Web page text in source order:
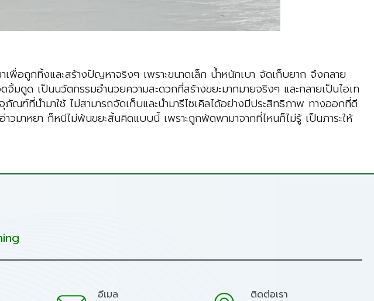
พื่อถูกทิ้งและสร้างปัญหาจริงๆ เพราะขนาดเล็ก น้ำหนักเบา จัดเก็บยาก จึงกลาย
มดูด เป็นนวัตกรรมอำนวยความสะดวกที่สร้างขยะมากมายจริงๆ และกลายเป็นไอเท
ณฑ์ที่นำมาใช้ ไม่สามารถจัดเก็บและนำมารีไซเคิลได้อย่างมีประสิทธิภาพ ทางออกที่ดี
มาหยา ก็หนีไม่พ้นขยะสิ้นคิดแบบนี้ เพราะถูกพัดพามาจากที่ไหนก็ไม่รู้ เป็นภาระให้
อีเมล ติดต่อเรา